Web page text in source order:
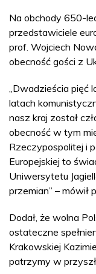
Na obchody 650-
przedstawiciele
prof. Wojciech
obecność gości z
„Dwadzieścia pięć
latach
nasz kraj został
obecność w tym
Rzeczypospolitej i
Europejskiej to
Uniwersytetu
przemian” – mówił
Dodał, że wolna
ostateczne
Krakowskiej
patrzymy w